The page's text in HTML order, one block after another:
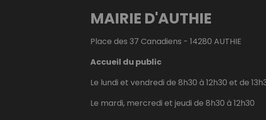
MAIRIE D'AUTHIE
Place des 37 Canadiens - 14280 AUTHIE
Accueil du public
Le lundi et vendredi de 8h30 à 12h30 et de
Le mardi, mercredi et jeudi de 8h30 à 12h30